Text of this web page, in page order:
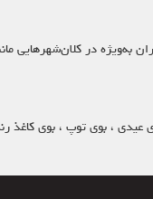
در ایران به‌ویژه در
عیدی ، بوی توپ ، بوی کاغذ